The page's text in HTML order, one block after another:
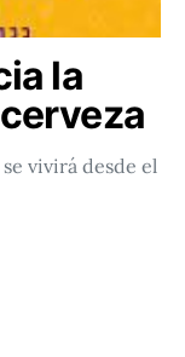
la
vivirá desde el